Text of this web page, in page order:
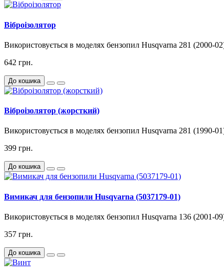
Віброізолятор
Використовується в моделях бензопил Husqvarna 281 (2000-
642 грн.
До кошика
Віброізолятор (жорсткий)
Використовується в моделях бензопил Husqvarna 281 (1990-
399 грн.
До кошика
Вимикач для бензопили Husqvarna (5037179-01)
Використовується в моделях бензопил Husqvarna 136 (2001-
357 грн.
До кошика